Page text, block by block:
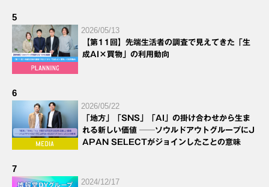
5
2026/05/13
【第11回】先端生活者の調査で見えてきた「生
成AI×買物」の利用動向
6
2026/05/22
「地方」「SNS」「AI」の掛け合わせから生ま
れる新しい価値 ──ソウルドアウトグループにJ
APAN SELECTがジョインしたことの意味
7
2024/12/17